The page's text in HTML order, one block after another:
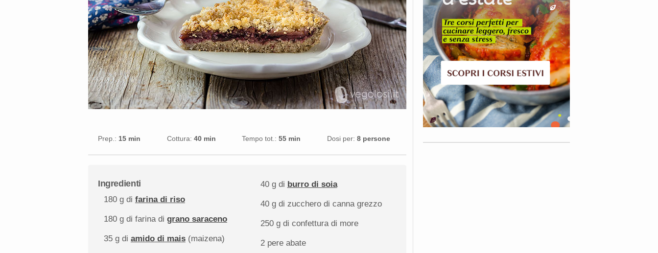
Prep.: 15 min Cottura: 40 min Tempo tot.: 55 min Dosi per: 8 persone
Ingredienti
180 gdi farina di riso
180 gdi farina di grano saraceno
35 gdi amido di mais(maizena)
40 gdi burro di soia
40 gdi zucchero di canna grezzo
250 gdi confettura di more
2pere abate